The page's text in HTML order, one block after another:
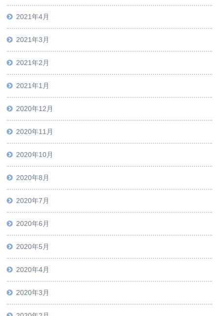
2021年4月
2021年3月
2021年2月
2021年1月
2020年12月
2020年11月
2020年10月
2020年8月
2020年7月
2020年6月
2020年5月
2020年4月
2020年3月